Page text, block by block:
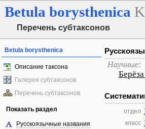
Betula borysthenica
Перечень субтаксонов
Betula borysthenica
Описание таксона
Галерея субтаксонов
Перечень субтаксонов
Показать раздел
Русскоязычные названия
Научные:
отдел
класс